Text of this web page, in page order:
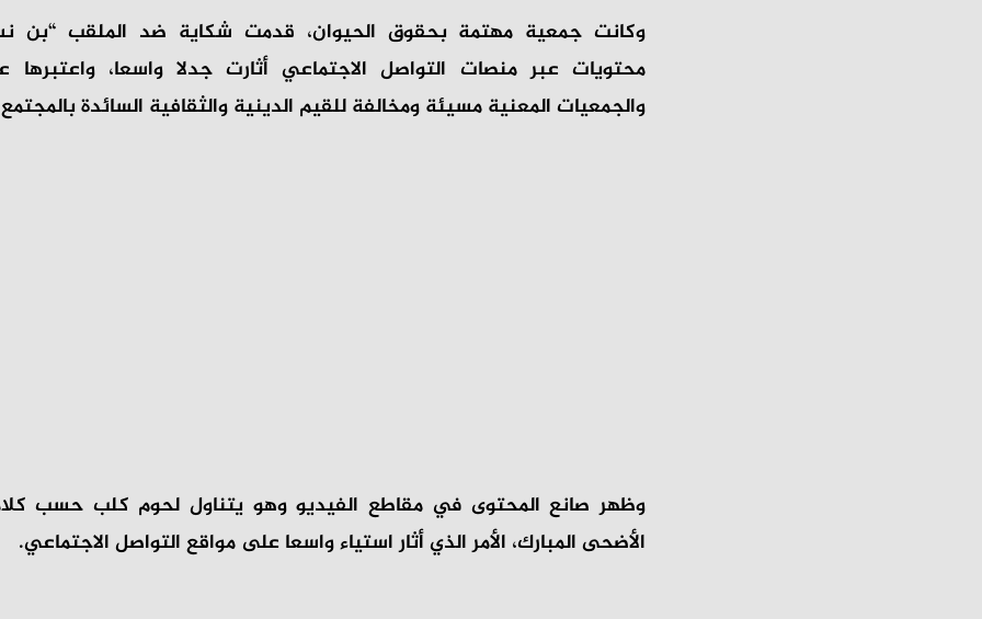
وكانت جمعية مهتمة بحقوق الحيوان، قدمت شكاية ضد الملقب “بن
محتويات عبر منصات التواصل الاجتماعي أثارت جدلا واسعا، واعتبرها
والجمعيات المعنية مسيئة ومخالفة للقيم الدينية والثقافية السائدة
وظهر صانع المحتوى في مقاطع الفيديو وهو يتناول لحوم كلب حسب
الأضحى المبارك، الأمر الذي أثار استياء واسعا على مواقع التواصل الاجتماعي.